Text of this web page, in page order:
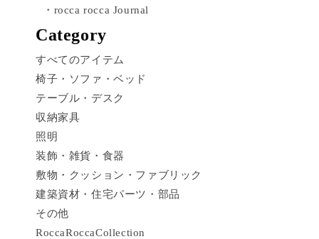
・rocca rocca Journal
Category
すべてのアイテム
椅子・ソファ・ベッド
テーブル・デスク
収納家具
照明
装飾・雑貨・食器
敷物・クッション・ファブリック
建築資材・住宅パーツ・部品
その他
RoccaRoccaCollection